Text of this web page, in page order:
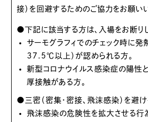
接）を回避するためのご協力をお願いい
●下記に該当する方は、入場をお断り
サーモグラフィでのチェック時に発
37.5℃以上）が認められる方。
新型コロナウイルス感染症の陽性
厚接触がある方。
●三密（密集・密接、飛沫感染）を避
飛沫感染の危険性を拡大させる行